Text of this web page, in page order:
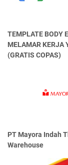
TEMPLATE BODY
MELAMAR KERJA
(GRATIS COPAS)
PT Mayora Indаh
Warehouse